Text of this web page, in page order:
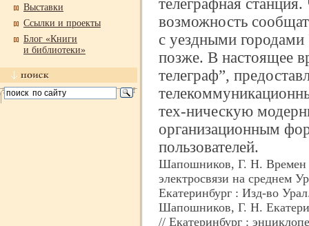
Выставки
Ссылки и проекты
Блог «Книги
и библиотеки»
телеграфная
возможность
с уездными городами
позже. В настоящее
телеграф”,
тех-ническую
организационным
пользователей.
Шапошников, Г. Н. Времен
электросвязи на среднем
Екатеринбург : Изд-во
Шапошников, Г. Н.
// Екатеринбург :